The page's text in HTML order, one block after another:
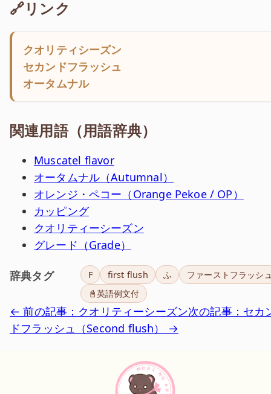
🔗リンク
クオリティシーズン
セカンドフラッシュ
オータムナル
関連用語（用語辞典）
Muscatel flavor
オータムナル（Autumnal）
オレンジ・ペコー（Orange Pekoe / OP）
カッピング
クオリティーシーズン
グレード（Grade）
辞典タグ F first flush ふ
ファーストフラッシ
📓英語例文付
← 前の記事：クオリティーシーズン次の記事：セカ
ドフラッシュ（Second flush） →